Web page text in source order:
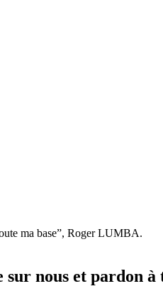
ma base”, Roger LUMBA.
nous et pardon